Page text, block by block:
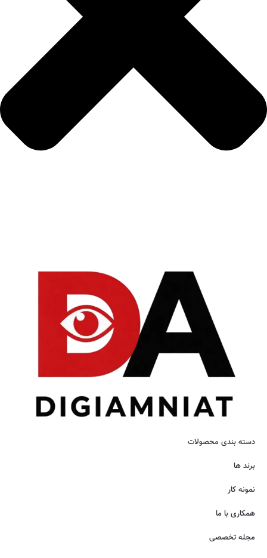
دسته بندی محصولات
برند ها
نمونه کار
همکاری با ما
مجله تخصصی